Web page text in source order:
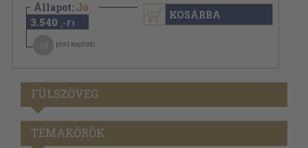
Állapot: Jó
3.540 ,-Ft
pont kapható
KOSÁRBA
FÜLSZÖVEG
TÉMAKÖRÖK